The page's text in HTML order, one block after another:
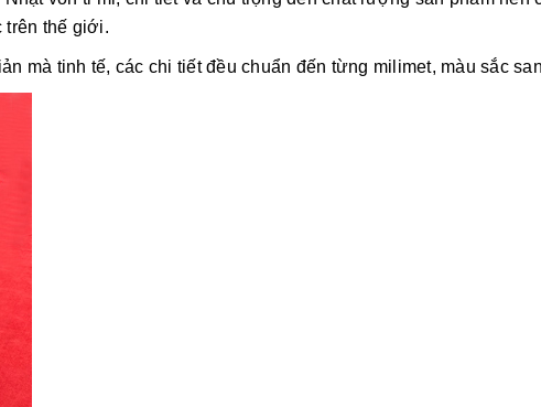
trên thế giới.
mà tinh tế, các chi tiết đều chuẩn đến từng milimet, màu sắc